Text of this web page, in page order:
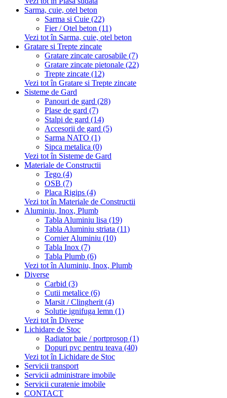
Sarma, cuie, otel beton
Sarma si Cuie (22)
Fier / Otel beton (11)
Vezi tot în Sarma, cuie, otel beton
Gratare si Trepte zincate
Gratare zincate carosabile (7)
Gratare zincate pietonale (22)
Trepte zincate (12)
Vezi tot în Gratare si Trepte zincate
Sisteme de Gard
Panouri de gard (28)
Plase de gard (7)
Stalpi de gard (14)
Accesorii de gard (5)
Sarma NATO (1)
Sipca metalica (0)
Vezi tot în Sisteme de Gard
Materiale de Constructii
Tego (4)
OSB (7)
Placa Rigips (4)
Vezi tot în Materiale de Constructii
Aluminiu, Inox, Plumb
Tabla Aluminiu lisa (19)
Tabla Aluminiu striata (11)
Cornier Aluminiu (10)
Tabla Inox (7)
Tabla Plumb (6)
Vezi tot în Aluminiu, Inox, Plumb
Diverse
Carbid (3)
Cutii metalice (6)
Marsit / Clingherit (4)
Solutie ignifuga lemn (1)
Vezi tot în Diverse
Lichidare de Stoc
Radiator baie / portprosop (1)
Dopuri pvc pentru teava (40)
Vezi tot în Lichidare de Stoc
Servicii transport
Servicii administrare imobile
Servicii curatenie imobile
CONTACT